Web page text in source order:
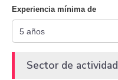
Experiencia mínima de
Sector de actividad